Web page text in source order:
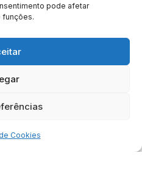
pode afetar
funções.
Cookies
BRASIL
| Arresala Noticias™